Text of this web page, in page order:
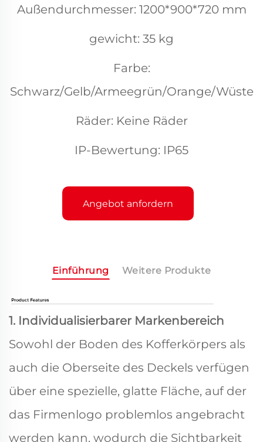
Außendurchmesser: 1200*900*720 mm
gewicht: 35 kg
Farbe:
Schwarz/Gelb/Armeegrün/Orange/Wüste
Räder: Keine Räder
IP-Bewertung: IP65
Angebot anfordern
Einführung Weitere Produkte
1. Individualisierbarer Markenbereich
Sowohl der Boden des Kofferkörpers als
auch die Oberseite des Deckels verfügen
über eine spezielle, glatte Fläche, auf der
das Firmenlogo problemlos angebracht
werden kann, wodurch die Sichtbarkeit